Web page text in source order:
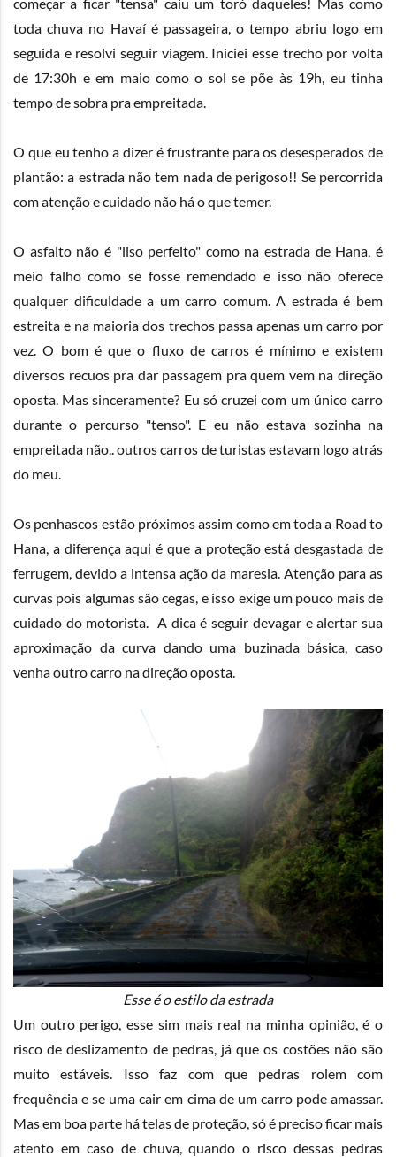
toda chuva no Havaí é passageira, o tempo abriu logo em
seguida e resolvi seguir viagem. Iniciei esse trecho por volta
de 17:30h e em maio como o sol se põe às 19h, eu tinha
tempo de sobra pra empreitada.
O que eu tenho a dizer é frustrante para os desesperados de
plantão: a estrada não tem nada de perigoso!! Se percorrida
com atenção e cuidado não há o que temer.
O asfalto não é "liso perfeito" como na estrada de Hana, é
meio falho como se fosse remendado e isso não oferece
qualquer dificuldade a um carro comum. A estrada é bem
estreita e na maioria dos trechos passa apenas um carro por
vez. O bom é que o fluxo de carros é mínimo e existem
diversos recuos pra dar passagem pra quem vem na direção
oposta. Mas sinceramente? Eu só cruzei com um único carro
durante o percurso "tenso". E eu não estava sozinha na
empreitada não.. outros carros de turistas estavam logo atrás
do meu.
Os penhascos estão próximos assim como em toda a Road to
Hana, a diferença aqui é que a proteção está desgastada de
ferrugem, devido a intensa ação da maresia. Atenção para as
curvas pois algumas são cegas, e isso exige um pouco mais de
cuidado do motorista. A dica é seguir devagar e alertar sua
aproximação da curva dando uma buzinada básica, caso
venha outro carro na direção oposta.
Esse é o estilo da estrada
Um outro perigo, esse sim mais real na minha opinião, é o
risco de deslizamento de pedras, já que os costões não são
muito estáveis. Isso faz com que pedras rolem com
frequência e se uma cair em cima de um carro pode amassar.
Mas em boa parte há telas de proteção, só é preciso ficar mais
atento em caso de chuva, quando o risco dessas pedras